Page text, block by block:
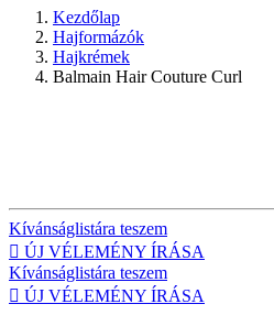
Kezdőlap
Hajformázók
Hajkrémek
Balmain Hair Couture Curl
Kívánságlistára teszem
 ÚJ VÉLEMÉNY ÍRÁSA
Kívánságlistára teszem
 ÚJ VÉLEMÉNY ÍRÁSA